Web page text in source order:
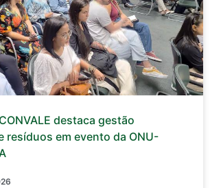
destaca gestão
resíduos em evento da ONU-